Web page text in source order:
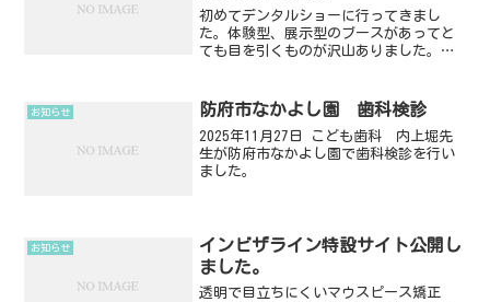
初めてデンタルショーに行ってきまし
た。体験型、展示型のブースがあってと
ても目を引くものが沢山ありました。時
も歯科と一般歯科なので年齢層の幅が広
くケア用品も使い分ける必要...
お知らせ 防府市なかよし園 歯科検診
2025年11月27日 こども歯科 内上堀先
生が防府市なかよし園で歯科検診を行い
ました。
お知らせ
インビザライン特設サイト公開し
ました。
透明で目立ちにくいマウスピース矯正